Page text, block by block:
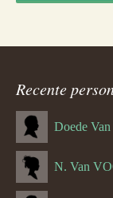
Recente
N. Van